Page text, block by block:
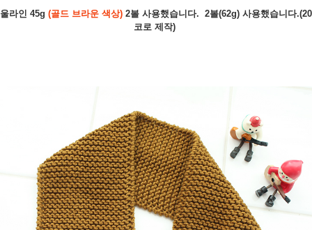
울라인 45g (골드 브라운 색상) 2볼 사용했습니다. 2볼(62g) 사용했습니다.(20
코로 제작)